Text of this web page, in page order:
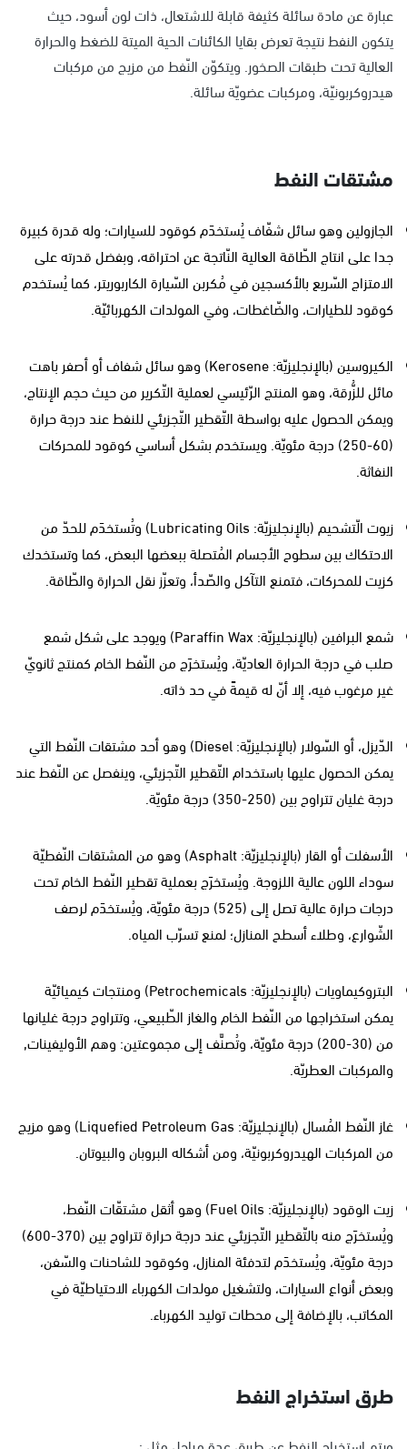
عبارة عن مادة سائلة كثيفة قابلة للاشتعال، ذات لون أسود، حيث
يتكون النفط نتيجة تعرض بقايا الكائنات الحية الميتة للضغط والحرارة
العالية تحت طبقات الصخور. ويتكوّن النّفط من مزيج من مركبات
هيدروكربونيّة، ومركبات عضويّة سائلة.
مشتقات النفط
الجازولين وهو سائل شفّاف يُستخدَم كوقود للسيارات؛ وله قدرة كبيرة
جدا على انتاج الطّاقة العالية النّاتجة عن احتراقه، وبفضل قدرته على
الامتزاج السّريع بالأكسجين في مُكربن السّيارة الكاربوريتر، كما يُستخدم
كوقود للطيارات، والضّاغطات، وفي المولدات الكهربائيّة.
الكيروسين (بالإنجليزيّة: Kerosene) وهو سائل شفاف أو أصفر باهت
مائل للزُّرقة، وهو المنتج الرّئيسي لعملية التّكرير من حيث حجم الإنتاج،
ويمكن الحصول عليه بواسطة التّقطير التّجزيئي للنفط عند درجة حرارة
(60-250) درجة مئويّة. ويستخدم بشكل أساسي كوقود للمحركات
النفاثة.
زيوت الّتشحيم (بالإنجليزيّة: Lubricating Oils) وتُستخدَم للحدّ من
الاحتكاك بين سطوح الأجسام المُتصلة ببعضها البعض، كما وتستخدك
كزيت للمحركات، فتمنع التآكل والصّدأ، وتعزّز نقل الحرارة والطّاقة.
شمع البرافين (بالإنجليزيّة: Paraffin Wax) ويوجد على شكل شمع
صلب في درجة الحرارة العاديّة، ويُستخرَج من النّفط الخام كمنتج ثانويّ
غير مرغوب فيه، إلا أنّ له قيمةً في حد ذاته.
الدّيزل، أو السّولار (بالإنجليزيّة: Diesel) وهو أحد مشتقات النّفط التي
يمكن الحصول عليها باستخدام التّقطير التّجزيئي، وينفصل عن النّفط عند
درجة غليان تتراوح بين (250-350) درجة مئويّة.
الأسفلت أو القار (بالإنجليزيّة: Asphalt) وهو من المشتقات النّفطيّة
سوداء اللون عالية اللزوجة. ويُستخرَج بعملية تقطير النّفط الخام تحت
درجات حرارة عالية تصل إلى (525) درجة مئويّة، ويُستخدَم لرصف
الشّوارع، وطلاء أسطح المنازل؛ لمنع تسرّب المياه.
البتروكيماويات (بالإنجليزيّة: Petrochemicals) ومنتجات كيميائيّة
يمكن استخراجها من النّفط الخام والغاز الطّبيعي، وتتراوح درجة غليانها
من (30-200) درجة مئويّة، وتُصنَّف إلى مجموعتين: وهم الأوليفينات,
والمركبات العطريّة.
غاز النّفط المُسال (بالإنجليزيّة: Liquefied Petroleum Gas) وهو مزيج
من المركبات الهيدروكربونيّة، ومن أشكاله البروبان والبيوتان.
زيت الوقود (بالإنجليزيّة: Fuel Oils) وهو أثقل مشتقّات النّفط،
ويُستخرَج منه بالتّقطير التّجزيئي عند درجة حرارة تتراوح بين (370-600)
درجة مئويّة، ويُستخدَم لتدفئة المنازل، وكوقود للشاحنات والسّفن،
وبعض أنواع السيارات، ولتشغيل مولدات الكهرباء الاحتياطيّة في
المكاتب، بالإضافة إلى محطات توليد الكهرباء.
طرق استخراج النفط